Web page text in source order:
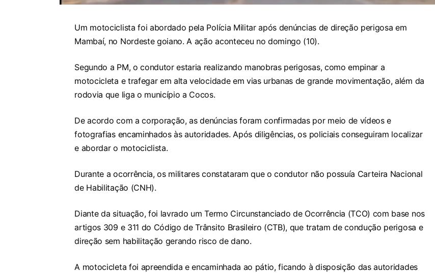
Um motociclista foi abordado pela Polícia Militar após denúncias de direção perigosa em
Mambaí, no Nordeste goiano. A ação aconteceu no domingo (10).
Segundo a PM, o condutor estaria realizando manobras perigosas, como empinar a
motocicleta e trafegar em alta velocidade em vias urbanas de grande movimentação, além da
rodovia que liga o município a Cocos.
De acordo com a corporação, as denúncias foram confirmadas por meio de vídeos e
fotografias encaminhados às autoridades. Após diligências, os policiais conseguiram localizar
e abordar o motociclista.
Durante a ocorrência, os militares constataram que o condutor não possuía Carteira Nacional
de Habilitação (CNH).
Diante da situação, foi lavrado um Termo Circunstanciado de Ocorrência (TCO) com base nos
artigos 309 e 311 do Código de Trânsito Brasileiro (CTB), que tratam de condução perigosa e
direção sem habilitação gerando risco de dano.
A motocicleta foi apreendida e encaminhada ao pátio, ficando à disposição das autoridades